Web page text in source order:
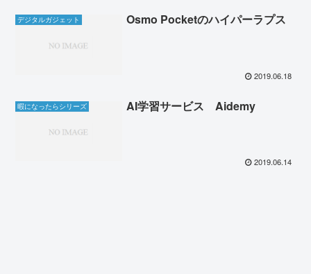
デジタルガジェット Osmo Pocketのハイパーラプス
2019.06.18
暇になったらシリーズ AI学習サービス Aidemy
2019.06.14